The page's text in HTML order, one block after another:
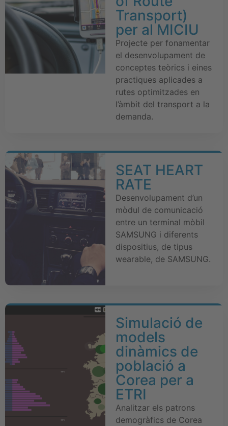
Transport)
per al MICIU
Projecte per fonamentar
el desenvolupament de
conceptes teòrics i eines
practiques aplicades a
rutes optimitzades en
l’àmbit del transport a la
demanda.
SEAT HEART
RATE
Desenvolupament d’un
mòdul de comunicació
entre un terminal mòbil
SAMSUNG i diferents
dispositius, de tipus
wearable, de SAMSUNG.
Simulació de
models
dinàmics de
població a
Corea per a
ETRI
Analitzar els patrons
demogràfics de Corea